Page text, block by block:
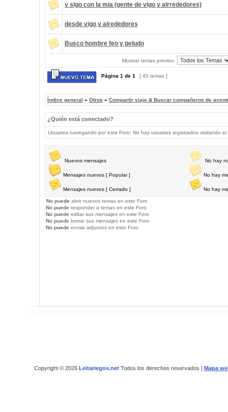
y sigo con la mia (gente de vigo y alrrededores)
desde vigo y alrededores
Busco hombre feo y peludo
Mostrar temas previos:
Página 1 de 1 [ 40 temas ]
Índice general » Otros » Compartir viaje & Buscar compañeros de
¿Quién está conectado?
Usuarios navegando por este Foro: No hay usuarios registrados visitando
Nuevos mensajes
Mensajes nuevos [ Popular ]
Mensajes nuevos [ Cerrado ]
No hay
No hay
No hay
No puede abrir nuevos temas en este Foro
No puede responder a temas en este Foro
No puede editar sus mensajes en este Foro
No puede borrar sus mensajes en este Foro
No puede enviar adjuntos en este Foro
Copyright © 2026 Leitariegos.netTodos los derechos reservados | Mapa